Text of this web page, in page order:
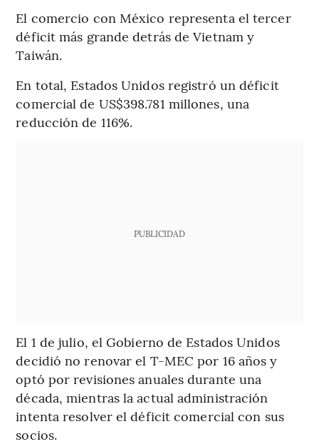
El comercio con México representa el tercer
déficit más grande detrás de Vietnam y
Taiwán.
En total, Estados Unidos registró un déficit
comercial de US$398.781 millones, una
reducción de 116%.
PUBLICIDAD
El 1 de julio, el Gobierno de Estados Unidos
decidió no renovar el T-MEC por 16 años y
optó por revisiones anuales durante una
década, mientras la actual administración
intenta resolver el déficit comercial con sus
socios.